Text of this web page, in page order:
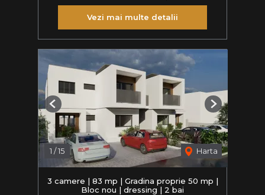
Vezi mai multe detalii
1 /15 Harta
Previous Next
3 camere | 83 mp | Gradina proprie 50 mp |
Bloc nou | dressing | 2 bai